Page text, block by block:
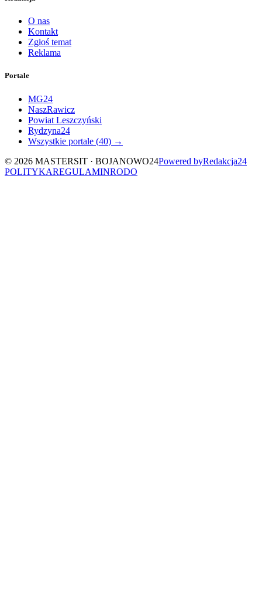
O nas
Kontakt
Zgłoś temat
Reklama
Portale
MG24
NaszRawicz
Powiat Leszczyński
Rydzyna24
Wszystkie portale (40) →
© 2026 MASTERSIT · BOJANOWO24Powered byRedakcja24
POLITYKAREGULAMINRODO